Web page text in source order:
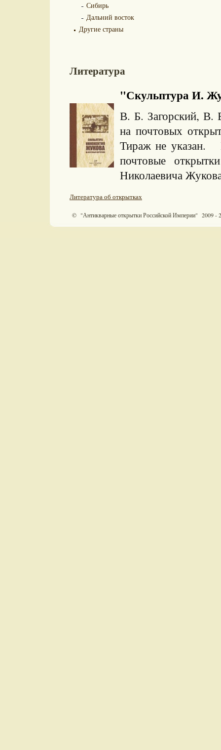
Сибирь
Дальний восток
Другие страны
Литература
"Скульптура И.
В. Б. Загорский, В.
на почтовых
Тираж не указан.
почтовые
Николаевича
Литература об открытках
© "Антикварные открытки Российской Империи" 2009 -